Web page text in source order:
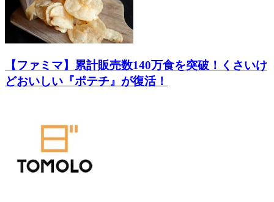
【ファミマ】累計販売数140万食を突破！くさいけ
どおいしい『ポテチ』が復活！